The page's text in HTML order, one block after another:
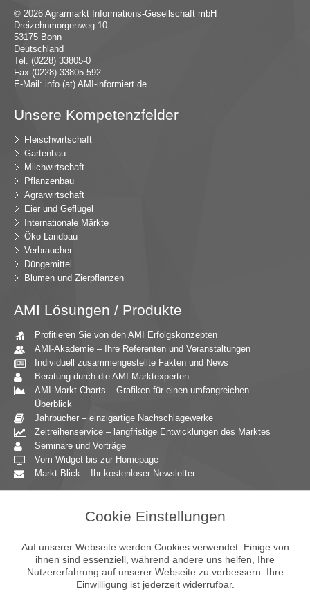
© 2026 Agrarmarkt Informations-Gesellschaft mbH
Dreizehnmorgenweg 10
53175 Bonn
Deutschland
Tel. (0228) 33805-0
Fax (0228) 33805-592
E-Mail: info (at) AMI-informiert.de
Unsere Kompetenzfelder
Fleischwirtschaft
Gartenbau
Milchwirtschaft
Pflanzenbau
Agrarwirtschaft
Eier und Geflügel
Internationale Märkte
Öko-Landbau
Verbraucher
Düngemittel
Blumen und Zierpflanzen
AMI Lösungen / Produkte
Profitieren Sie von den AMI Erfolgskonzepten
AMI-Akademie – Ihre Referenten und Veranstaltungen
Individuell zusammengestellte Fakten und News
Beratung durch die AMI Marktexperten
AMI Markt Charts – Grafiken für einen umfangreichen
Überblick
Jahrbücher – einzigartige Nachschlagewerke
Zeitreihenservice – langfristige Entwicklungen des Marktes
Seminare und Vorträge
Vom Widget bis zur Homepage
Markt Blick – Ihr kostenloser Newsletter
Unternehmensberatung
Ernährungsgewerbe
Einzelhandel
Bildung & Wissenschaft
Cookie Einstellungen
Auf unserer Webseite werden Cookies verwendet. Einige von
ihnen sind essenziell, während andere uns helfen, Ihre
Nutzererfahrung auf unserer Webseite zu verbessern. Ihre
Einwilligung ist jederzeit widerrufbar.